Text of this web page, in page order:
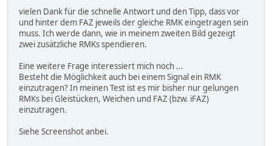
vielen Dank für die schnelle Antwort und den Tipp, dass vor
und hinter dem FAZ jeweils der gleiche RMK eingetragen sein
muss. Ich werde dann, wie in meinem zweiten Bild gezeigt
zwei zusätzliche RMKs spendieren.
Eine weitere Frage interessiert mich noch ...
Besteht die Möglichkeit auch bei einem Signal ein RMK
einzutragen? In meinen Test ist es mir bisher nur gelungen
RMKs bei Gleistücken, Weichen und FAZ (bzw. iFAZ)
einzutragen.
Siehe Screenshot anbei.